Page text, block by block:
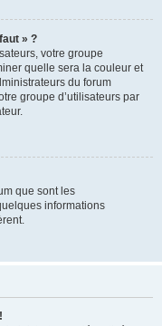
» ?
votre groupe
quelle sera la couleur et
du forum
groupe d’utilisateurs par
que sont les
informations